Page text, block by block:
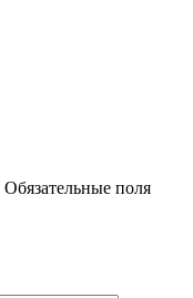
Обязательные поля